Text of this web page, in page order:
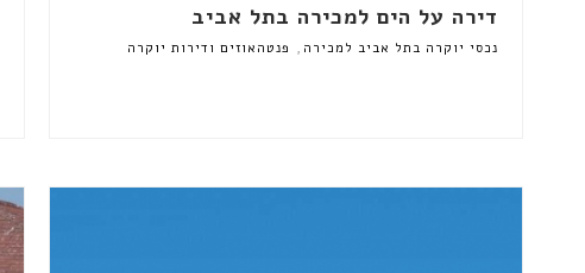
דירה על הים למכירה בתל אביב
נכסי יוקרה בתל אביב למכירה , פנטהאוזים ודירות יוקרה